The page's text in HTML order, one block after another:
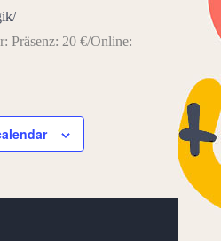
Präsenz: 20 €/Online: